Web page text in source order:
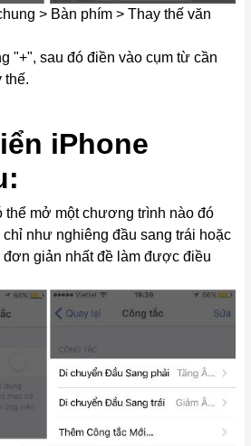
> Bàn phím > Thay thế văn
"+", sau đó điền vào cụm từ cần
thế.
iPhone
thể mở một chương trình nào đó
như nghiêng đầu sang trái hoặc
đơn giản nhất đề làm được điều